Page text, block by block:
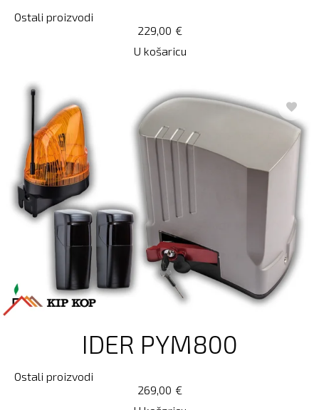
Ostali proizvodi
€
229,00
U košaricu
IDER PYM800
Ostali proizvodi
€
269,00